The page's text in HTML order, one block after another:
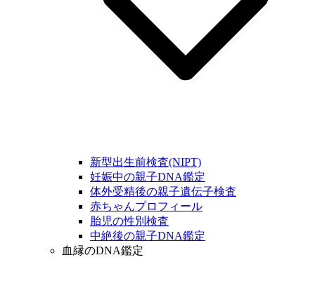
新型出生前検査(NIPT)
妊娠中の親子DNA鑑定
体外受精後の親子遺伝子検査
赤ちゃんプロフィール
胎児の性別検査
中絶後の親子DNA鑑定
血縁のDNA鑑定